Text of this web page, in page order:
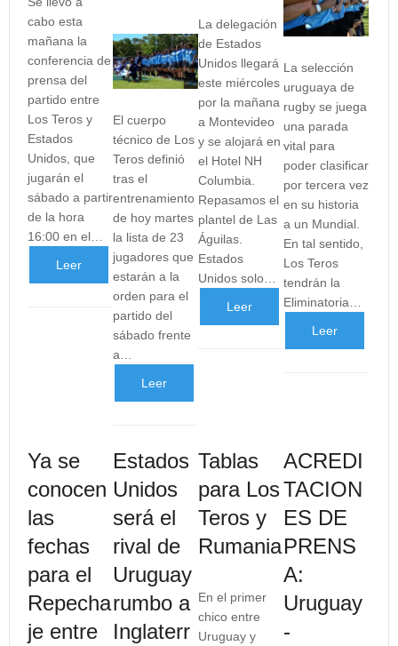
cabo esta
mañana la
conferencia de
prensa del
partido entre
Los Teros y
Estados
Unidos, que
jugarán el
sábado a partir
de la hora
16:00 en el…
Leer
El cuerpo
técnico de Los
Teros definió
tras el
entrenamiento
de hoy martes
la lista de 23
jugadores que
estarán a la
orden para el
partido del
sábado frente
a…
Leer
...
La delegación
de Estados
Unidos llegará
este miércoles
por la mañana
a Montevideo
y se alojará en
el Hotel NH
Columbia.
Repasamos el
plantel de Las
Águilas.
Estados
Unidos solo…
Leer
La selección
uruguaya de
rugby se juega
una parada
vital para
poder clasificar
por tercera vez
en su historia
a un Mundial.
En tal sentido,
Los Teros
tendrán la
Eliminatoria…
Leer
Ya se
conocen
las
fechas
para el
Repecha
je entre
Estados
Unidos
será el
rival de
Uruguay
rumbo a
Inglaterr
Tablas
para Los
Teros y
Rumania
En el primer
chico entre
Uruguay y
ACREDI
TACION
ES DE
PRENS
A:
Uruguay
-